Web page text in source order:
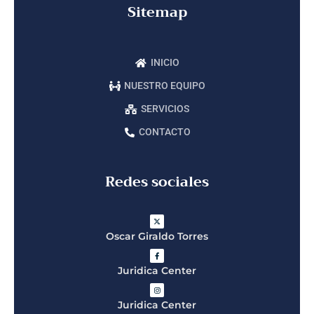
Sitemap
INICIO
NUESTRO EQUIPO
SERVICIOS
CONTACTO
Redes sociales
Oscar Giraldo Torres
Juridica Center
Juridica Center